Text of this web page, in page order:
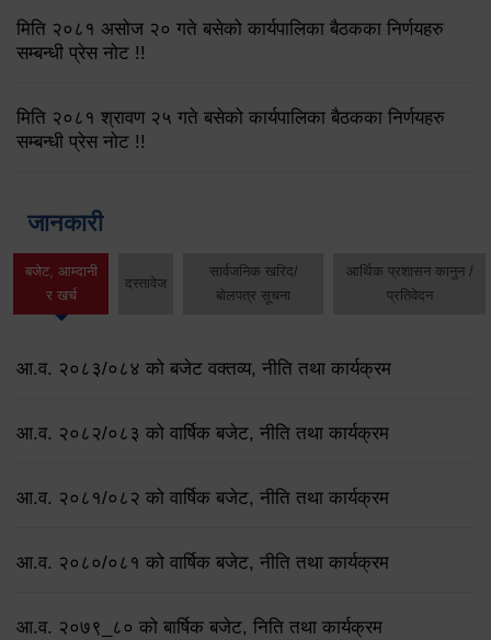
मिति २०८१ असोज २० गते बसेको कार्यपालिका बैठकका निर्णयहरु
सम्बन्धी प्रेस नोट !!
मिति २०८१ श्रावण २५ गते बसेको कार्यपालिका बैठकका निर्णयहरु
सम्बन्धी प्रेस नोट !!
जानकारी
बजेट, आम्दानी
र खर्च
दस्तावेज
सार्वजनिक खरिद/
बोलपत्र सूचना
आर्थिक प्रशासन कानुन /
प्रतिवेदन
आ.व. २०८३/०८४ को बजेट वक्तव्य, नीति तथा कार्यक्रम
आ.व. २०८२/०८३ को वार्षिक बजेट, नीति तथा कार्यक्रम
आ.व. २०८१/०८२ को वार्षिक बजेट, नीति तथा कार्यक्रम
आ.व. २०८०/०८१ को वार्षिक बजेट, नीति तथा कार्यक्रम
आ.व. २०७९‌_८० को बार्षिक बजेट, निति तथा कार्यक्रम